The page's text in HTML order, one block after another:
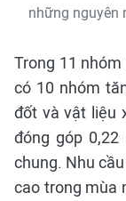
những nguyên
Trong 11
có 10 nhóm
đốt và vật liệu
đóng góp
chung. Nhu
cao trong mùa